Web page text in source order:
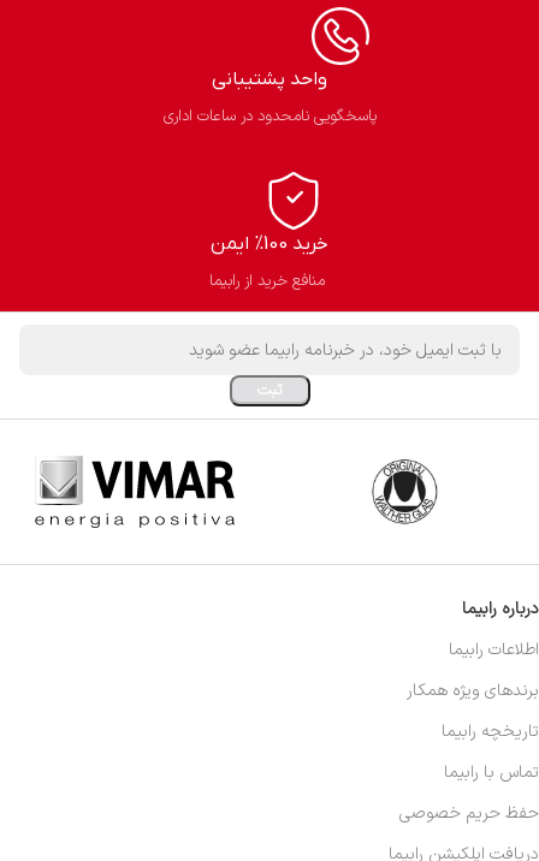
واحد پشتیبانی
پاسخگویی نامحدود در ساعات اداری
خرید 100% ایمن
منافع خرید از رابیما
درباره رابیما
اطلاعات رابیما
برندهای ویژه همکار
تاریخچه رابیما
تماس با رابیما
حفظ حریم خصوصی
دریافت اپلکیشن رابیما